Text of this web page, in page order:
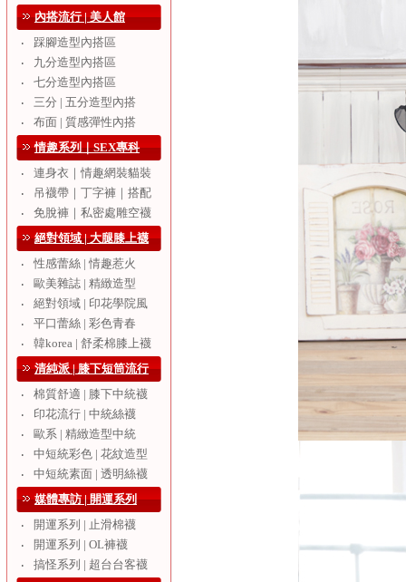
內搭流行 | 美人館
‧
踩腳造型內搭區
‧
九分造型內搭區
‧
七分造型內搭區
‧
三分 | 五分造型內搭
‧
布面 | 質感彈性內搭
情趣系列｜SEX專科
‧
連身衣｜情趣網裝貓裝
‧
吊襪帶｜丁字褲｜搭配
‧
免脫褲｜私密處雕空襪
絕對領域 | 大腿膝上襪
‧
性感蕾絲 | 情趣惹火
‧
歐美雜誌 | 精緻造型
‧
絕對領域 | 印花學院風
‧
平口蕾絲 | 彩色青春
‧
韓korea | 舒柔棉膝上襪
清純派 | 膝下短筒流行
‧
棉質舒適 | 膝下中統襪
‧
印花流行 | 中統絲襪
‧
歐系 | 精緻造型中統
‧
中短統彩色 | 花紋造型
‧
中短統素面 | 透明絲襪
媒體專訪 | 開運系列
‧
開運系列 | 止滑棉襪
‧
開運系列 | OL褲襪
‧
搞怪系列 | 超台台客襪